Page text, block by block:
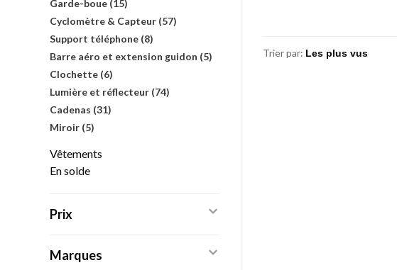
Garde-boue (15)
Cyclomètre & Capteur (57)
Support téléphone (8)
Barre aéro et extension guidon (5)
Clochette (6)
Lumière et réflecteur (74)
Cadenas (31)
Miroir (5)
Vêtements
En solde
Prix
Marques
Trier par: